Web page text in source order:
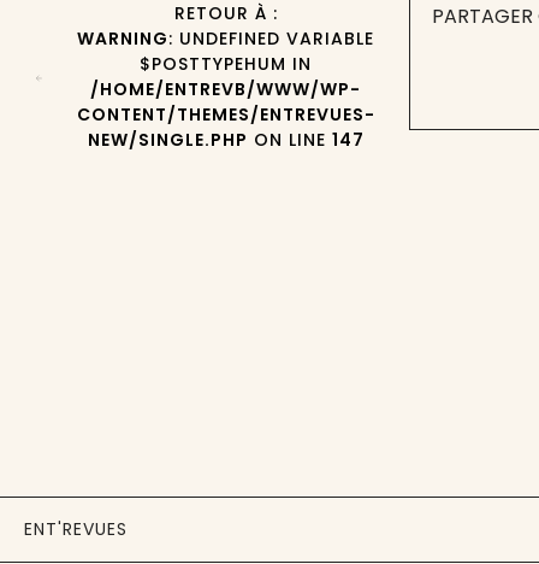
RETOUR À :
WARNING: UNDEFINED VARIABLE
$POSTTYPEHUM IN
/HOME/ENTREVB/WWW/WP-
CONTENT/THEMES/ENTREVUES-
NEW/SINGLE.PHP ON LINE 147
ENT'REVUES